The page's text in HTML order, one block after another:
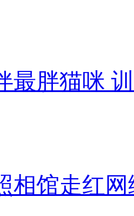
最胖猫咪
相馆走红网